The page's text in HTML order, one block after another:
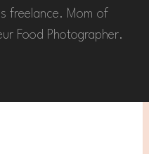
freelance. Mom of
Food Photographer.